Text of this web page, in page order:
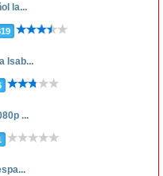
la...
Isab...
...